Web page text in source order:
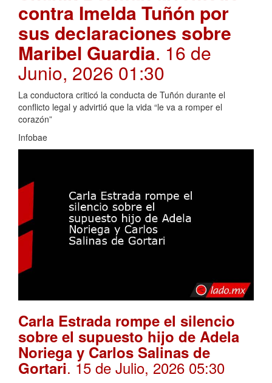
contra Imelda Tuñón por
sus declaraciones sobre
Maribel Guardia. 16 de
Junio, 2026 01:30
La conductora criticó la conducta de Tuñón durante el
conflicto legal y advirtió que la vida “le va a romper el
corazón”
Infobae
Carla Estrada rompe el silencio
sobre el supuesto hijo de Adela
Noriega y Carlos Salinas de
Gortari. 15 de Julio, 2026 05:30